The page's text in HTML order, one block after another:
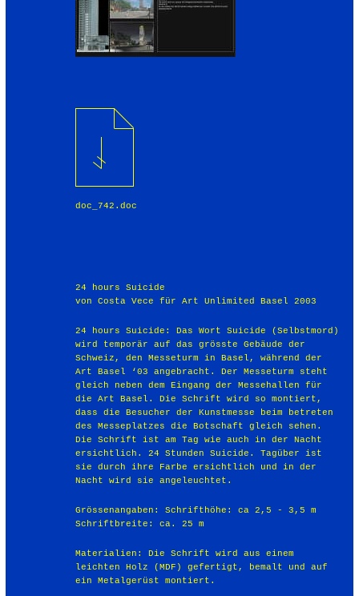
doc_742.doc
24 hours Suicide
von Costa Vece für Art Unlimited Basel 2003
24 hours Suicide: Das Wort Suicide (Selbstmord)
wird temporär auf das grösste Gebäude der
Schweiz, den Messeturm in Basel, während der
Art Basel ‘03 angebracht. Der Messeturm steht
gleich neben dem Eingang der Messehallen für
die Art Basel. Die Schrift wird so montiert,
dass die Besucher der Kunstmesse beim betreten
des Messeplatzes die Botschaft gleich sehen.
Die Schrift ist am Tag wie auch in der Nacht
ersichtlich. 24 Stunden Suicide. Tagüber ist
sie durch ihre Farbe ersichtlich und in der
Nacht wird sie angeleuchtet.
Grössenangaben: Schrifthöhe: ca 2,5 - 3,5 m
Schriftbreite: ca. 25 m
Materialien: Die Schrift wird aus einem
leichten Holz (MDF) gefertigt, bemalt und auf
ein Metalgerüst montiert.